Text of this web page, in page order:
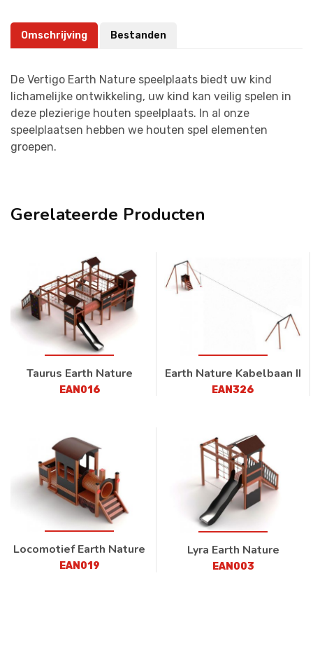
Omschrijving Bestanden
De Vertigo Earth Nature speelplaats biedt uw kind
lichamelijke ontwikkeling, uw kind kan veilig spelen in
deze plezierige houten speelplaats. In al onze
speelplaatsen hebben we houten spel elementen
groepen.
Gerelateerde Producten
Taurus Earth Nature
EAN016
Earth Nature Kabelbaan II
EAN326
Locomotief Earth Nature
EAN019
Lyra Earth Nature
EAN003